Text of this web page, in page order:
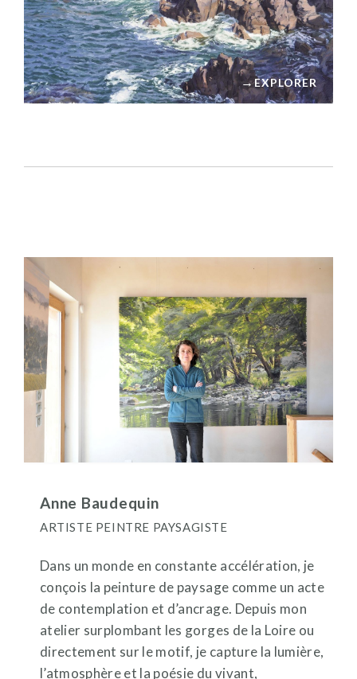
→EXPLORER
Anne Baudequin
ARTISTE PEINTRE PAYSAGISTE
Dans un monde en constante accélération, je
conçois la peinture de paysage comme un acte
de contemplation et d’ancrage. Depuis mon
atelier surplombant les gorges de la Loire ou
directement sur le motif, je capture la lumière,
l’atmosphère et la poésie du vivant,